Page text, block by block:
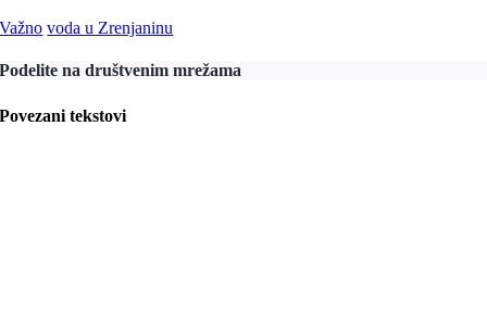
Važno voda u Zrenjaninu
Podelite na društvenim mrežama
Povezani tekstovi